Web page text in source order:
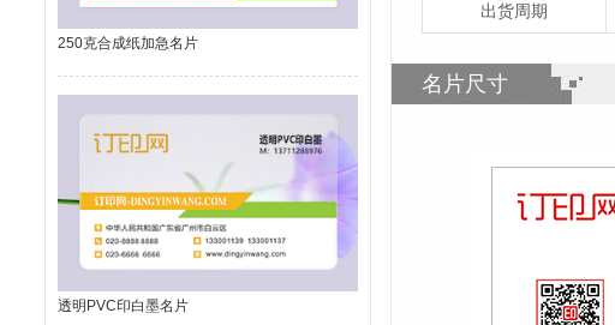
250克合成纸加急名片
透明PVC印白墨名片
出货周期
名片尺寸